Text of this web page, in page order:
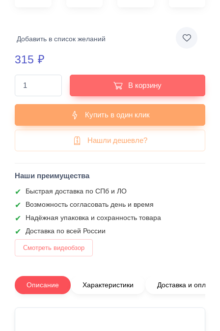
Добавить в список желаний
315 ₽
В корзину
Купить в один клик
Нашли дешевле?
Наши преимущества
Быстрая доставка по СПб и ЛО
Возможность согласовать день и время
Надёжная упаковка и сохранность товара
Доставка по всей России
Смотреть видеобзор
Описание Характеристики Доставка и оплата